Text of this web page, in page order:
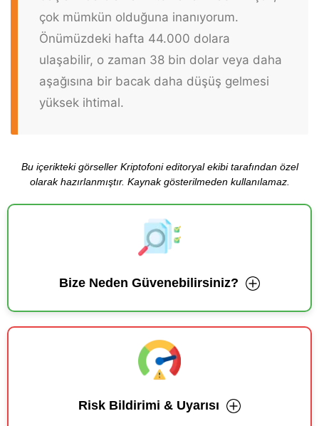
çok mümkün olduğuna inanıyorum.
Önümüzdeki hafta 44.000 dolara
ulaşabilir, o zaman 38 bin dolar veya daha
aşağısına bir bacak daha düşüş gelmesi
yüksek ihtimal.
Bu içerikteki görseller Kriptofoni editoryal ekibi tarafından özel
olarak hazırlanmıştır. Kaynak gösterilmeden kullanılamaz.
Bize Neden Güvenebilirsiniz?
Risk Bildirimi & Uyarısı